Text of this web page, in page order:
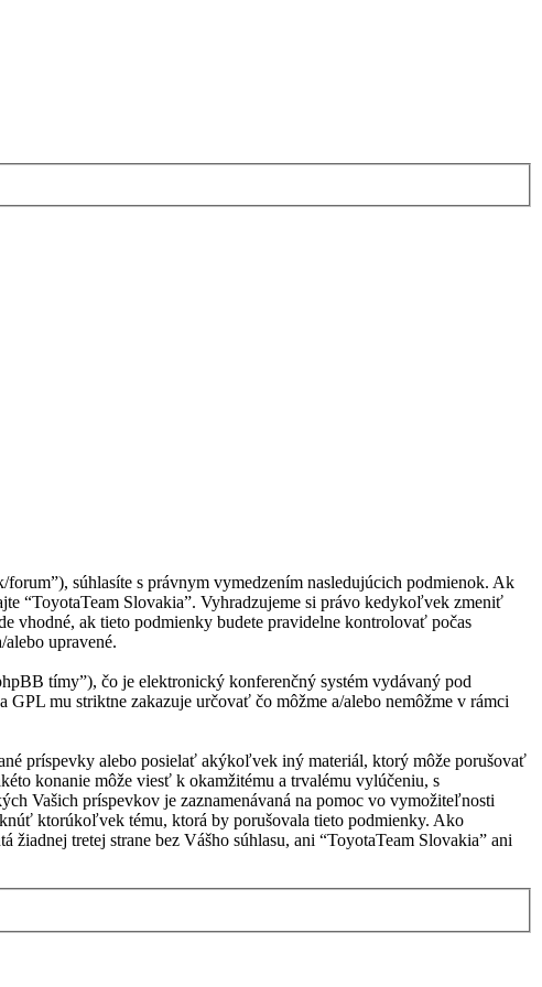
súhlasíte s právnym vymedzením nasledujúcich podmienok. Ak
“ToyotaTeam Slovakia”. Vyhradzujeme si právo kedykoľvek zmeniť
vhodné, ak tieto podmienky budete pravidelne kontrolovať počas
upravené.
tímy”), čo je elektronický konferenčný systém vydávaný pod
mu striktne zakazuje určovať čo môžme a/alebo nemôžme v rámci
príspevky alebo posielať akýkoľvek iný materiál, ktorý môže porušovať
konanie môže viesť k okamžitému a trvalému vylúčeniu, s
Vašich príspevkov je zaznamenávaná na pomoc vo vymožiteľnosti
ktorúkoľvek tému, ktorá by porušovala tieto podmienky. Ako
tretej strane bez Vášho súhlasu, ani “ToyotaTeam Slovakia” ani